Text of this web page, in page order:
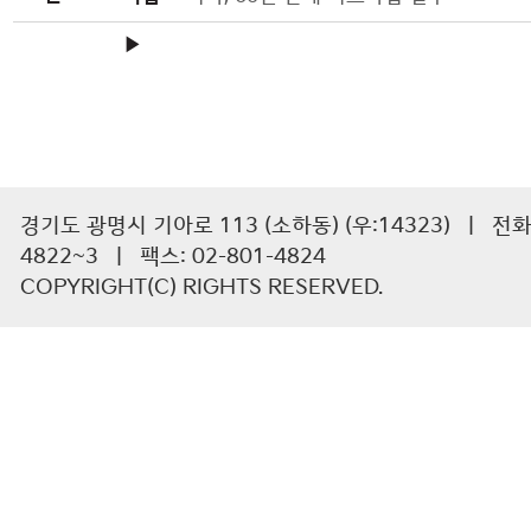
▶
경기도 광명시 기아로 113 (소하동) (우:14323) | 전
4822~3 | 팩스: 02-801-4824
COPYRIGHT(C) RIGHTS RESERVED.